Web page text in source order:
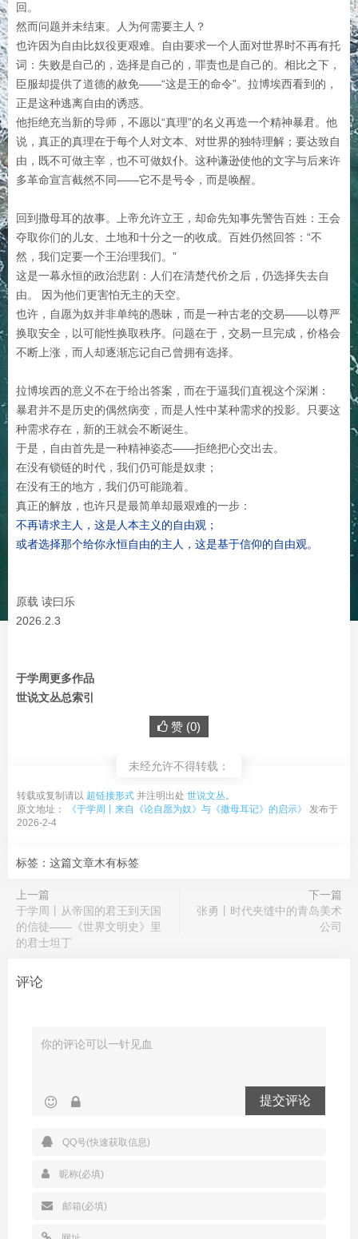
回。
然而问题并未结束。人为何需要主人？
也许因为自由比奴役更艰难。自由要求一个人面对世界时不再有托
词：失败是自己的，选择是自己的，罪责也是自己的。相比之下，
臣服却提供了道德的赦免——“这是王的命令”。拉博埃西看到的，
正是这种逃离自由的诱惑。
他拒绝充当新的导师，不愿以“真理”的名义再造一个精神暴君。他
说，真正的真理在于每个人对文本、对世界的独特理解；要达致自
由，既不可做主宰，也不可做奴仆。这种谦逊使他的文字与后来许
多革命宣言截然不同——它不是号令，而是唤醒。
回到撒母耳的故事。上帝允许立王，却命先知事先警告百姓：王会
夺取你们的儿女、土地和十分之一的收成。百姓仍然回答：“不
然，我们定要一个王治理我们。”
这是一幕永恒的政治悲剧：人们在清楚代价之后，仍选择失去自
由。 因为他们更害怕无主的天空。
也许，自愿为奴并非单纯的愚昧，而是一种古老的交易——以尊严
换取安全，以可能性换取秩序。问题在于，交易一旦完成，价格会
不断上涨，而人却逐渐忘记自己曾拥有选择。
拉博埃西的意义不在于给出答案，而在于逼我们直视这个深渊：
暴君并不是历史的偶然病变，而是人性中某种需求的投影。只要这
种需求存在，新的王就会不断诞生。
于是，自由首先是一种精神姿态——拒绝把心交出去。
在没有锁链的时代，我们仍可能是奴隶；
在没有王的地方，我们仍可能跪着。
真正的解放，也许只是最简单却最艰难的一步：
不再请求主人，这是人本主义的自由观；
或者选择那个给你永恒自由的主人，这是基于信仰的自由观。
原载 读曰乐
2026.2.3
于学周更多作品
世说文丛总索引
赞 (0)
未经允许不得转载：
转载或复制请以 超链接形式 并注明出处 世说文丛。
原文地址：
《于学周丨来自《论自愿为奴》与《撒母耳记》的启示》
发布于
2026-2-4
标签：这篇文章木有标签
上一篇
于学周丨从帝国的君王到天国
的信徒——《世界文明史》里
的君士坦丁
下一篇
张勇丨时代夹缝中的青岛美术
公司
评论
提交评论